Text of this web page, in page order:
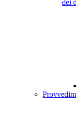
dei